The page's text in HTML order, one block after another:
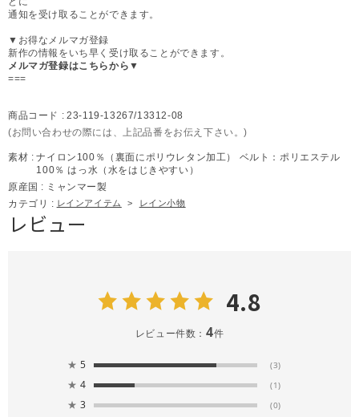
通知を受け取ることができます。
▼お得なメルマガ登録
新作の情報をいち早く受け取ることができます。
メルマガ登録はこちらから▼
===
商品コード : 23-119-13267/13312-08
(お問い合わせの際には、上記品番をお伝え下さい。)
素材 : ナイロン100％（裏面にポリウレタン加工） ベルト：ポリエステル
100％ はっ水（水をはじきやすい）
原産国 : ミャンマー製
カテゴリ : レインアイテム > レイン小物
レビュー
4.8
レビュー件数： 4件
★ 5 (3)
★ 4 (1)
★ 3 (0)